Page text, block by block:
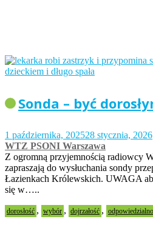
Sonda – być
1 października, 202528 stycznia, 2026
WTZ PSONI Warszawa
Z ogromną przyjemnością radiowcy
zapraszają do wysłuchania sondy
Łazienkach Królewskich. UWAGA
się w…..
dorosłość , wybór , dojrzałość ,